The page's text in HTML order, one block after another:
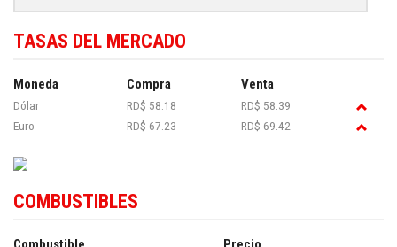
TASAS DEL MERCADO
Moneda Compra Venta
Dólar RD$ 58.18
RD$ 58.39
Euro
RD$ 67.23 RD$ 69.42
COMBUSTIBLES